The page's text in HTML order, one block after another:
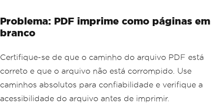
Problema: PDF imprime como páginas em
branco
Certifique-se de que o caminho do arquivo PDF está
correto e que o arquivo não está corrompido. Use
caminhos absolutos para confiabilidade e verifique a
acessibilidade do arquivo antes de imprimir.